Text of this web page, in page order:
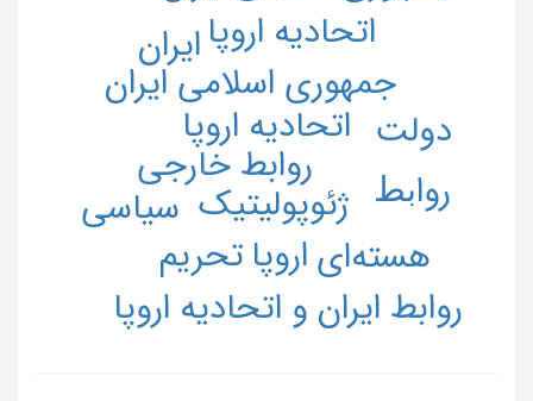
اتحادیه اروپا
جمهوری اسلامی ایران
روابط خارجی
ژئوپولیتیک
اتحادیه اروپا
اروپا
ایران
تحریم
دولت
رواﺑﻂ
روابط ایران و اتحادیه اروپا
سیاسی
هسته‌ای